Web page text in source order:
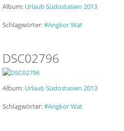
Album: Urlaub Südostasien 2013
Schlagwörter:#Angkor Wat
DSC02796
Album: Urlaub Südostasien 2013
Schlagwörter:#Angkor Wat